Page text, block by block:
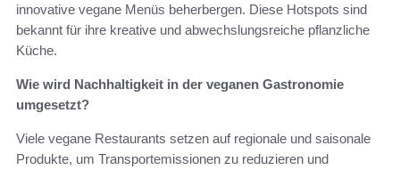
innovative vegane Menüs beherbergen. Diese Hotspots sind
bekannt für ihre kreative und abwechslungsreiche pflanzliche
Küche.
Wie wird Nachhaltigkeit in der veganen Gastronomie
umgesetzt?
Viele vegane Restaurants setzen auf regionale und saisonale
Produkte, um Transportemissionen zu reduzieren und